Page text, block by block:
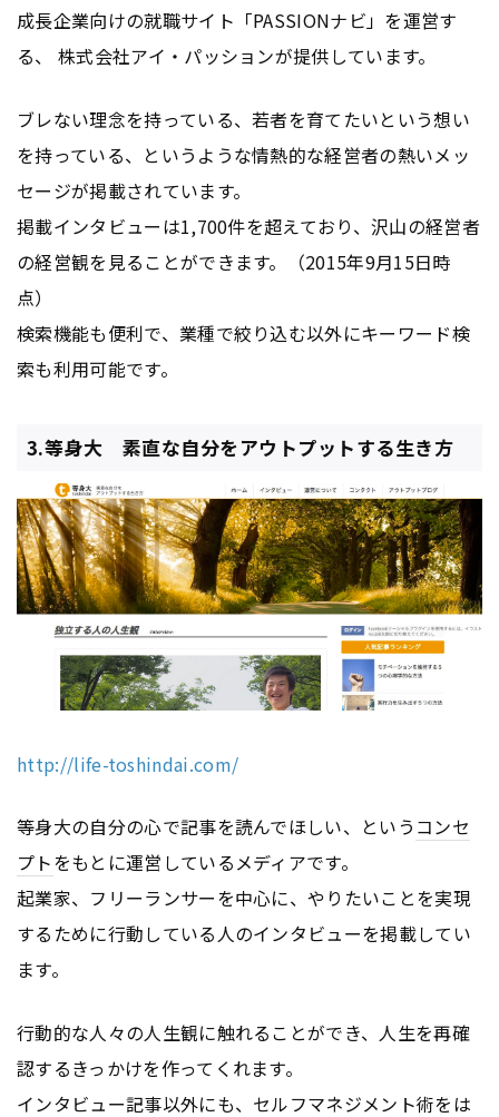
成長企業向けの就職サイト「PASSIONナビ」を運営す
る、 株式会社アイ・パッションが提供しています。
ブレない理念を持っている、若者を育てたいという想い
を持っている、というような情熱的な経営者の熱いメッ
セージが掲載されています。
掲載インタビューは1,700件を超えており、沢山の経営者
の経営観を見ることができます。（2015年9月15日時
点）
検索機能も便利で、業種で絞り込む以外にキーワード検
索も利用可能です。
3.等身大 素直な自分をアウトプットする生き方
http://life-toshindai.com/
等身大の自分の心で記事を読んでほしい、という コンセ
プトをもとに運営しているメディアです。
起業家、フリーランサーを中心に、やりたいことを実現
するために行動している人のインタビューを掲載してい
ます。
行動的な人々の人生観に触れることができ、人生を再確
認するきっかけを作ってくれます。
インタビュー記事以外にも、セルフマネジメント術をは